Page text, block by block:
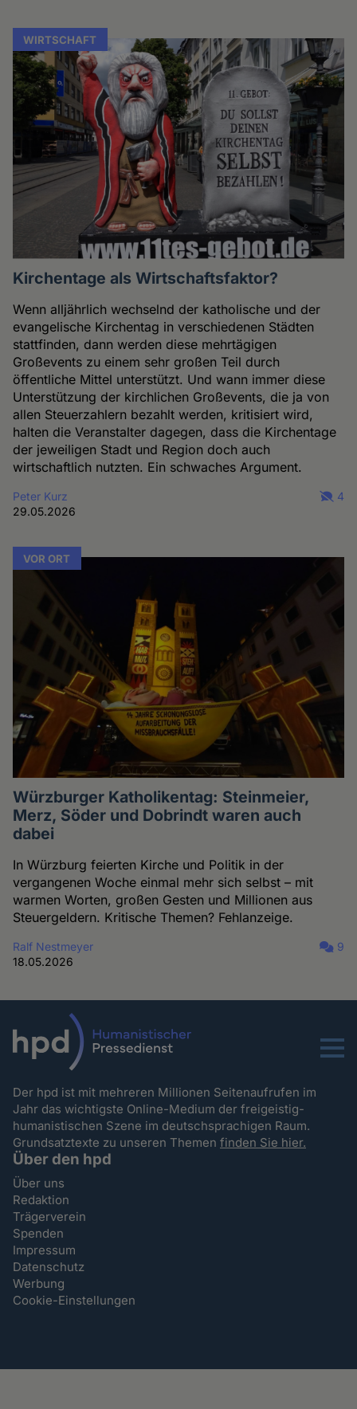
WIRTSCHAFT
Kirchentage als Wirtschaftsfaktor?
Wenn alljährlich wechselnd der katholische und der
evangelische Kirchentag in verschiedenen Städten
stattfinden, dann werden diese mehrtägigen
Großevents zu einem sehr großen Teil durch
öffentliche Mittel unterstützt. Und wann immer diese
Unterstützung der kirchlichen Großevents, die ja von
allen Steuerzahlern bezahlt werden, kritisiert wird,
halten die Veranstalter dagegen, dass die Kirchentage
der jeweiligen Stadt und Region doch auch
wirtschaftlich nutzten. Ein schwaches Argument.
Peter Kurz
29.05.2026
4
VOR ORT
Würzburger Katholikentag: Steinmeier,
Merz, Söder und Dobrindt waren auch
dabei
In Würzburg feierten Kirche und Politik in der
vergangenen Woche einmal mehr sich selbst – mit
warmen Worten, großen Gesten und Millionen aus
Steuergeldern. Kritische Themen? Fehlanzeige.
Ralf Nestmeyer
18.05.2026
9
Menu
Der hpd ist mit mehreren Millionen Seitenaufrufen im
Jahr das wichtigste Online-Medium der freigeistig-
humanistischen Szene im deutschsprachigen Raum.
Grundsatztexte zu unseren Themenfinden Sie hier.
Über den hpd
Über uns
Redaktion
Trägerverein
Spenden
Impressum
Datenschutz
Werbung
Cookie-Einstellungen